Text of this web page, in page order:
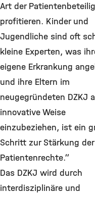
Art der
profitieren. Kinder und
Jugendliche sind oft
kleine Experten, was
eigene Erkrankung
und ihre Eltern im
neugegründeten DZKJ
innovative Weise
einzubeziehen, ist ein
Schritt zur Stärkung der
Patientenrechte.“
Das DZKJ wird durch
interdisziplinäre und